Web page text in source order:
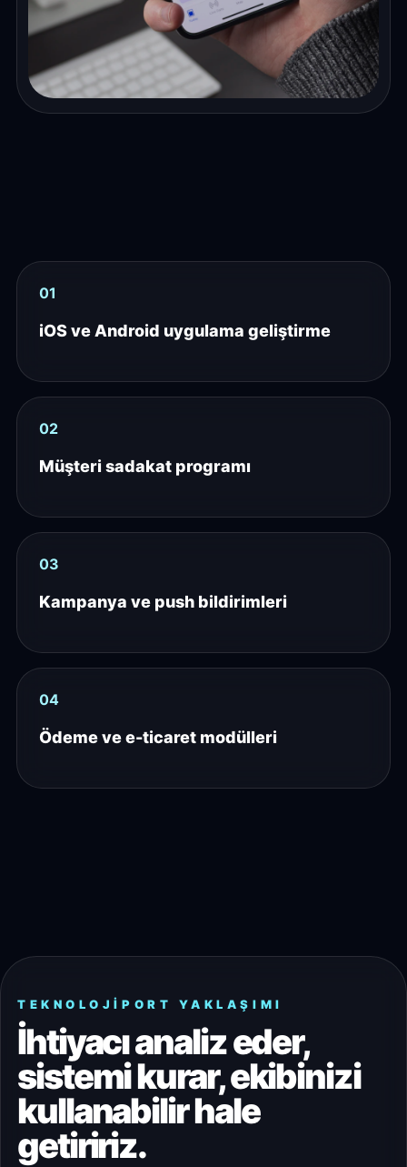
01
iOS ve Android uygulama geliştirme
02
Müşteri sadakat programı
03
Kampanya ve push bildirimleri
04
Ödeme ve e-ticaret modülleri
TEKNOLOJIPORT YAKLAŞIMI
İhtiyacı analiz eder,
sistemi kurar, ekibinizi
kullanabilir hale
getiririz.